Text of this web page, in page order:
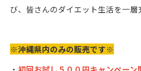
び、皆さんのダイエット生活を一層
※沖縄県内のみの販売です※